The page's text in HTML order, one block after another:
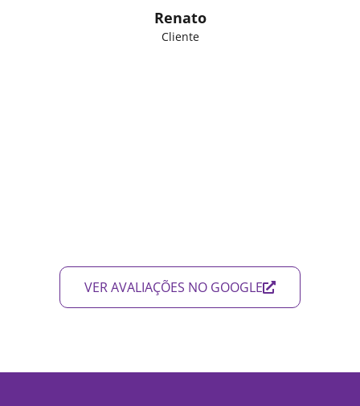
Renato
Cliente
VER AVALIAÇÕES NO GOOGLE